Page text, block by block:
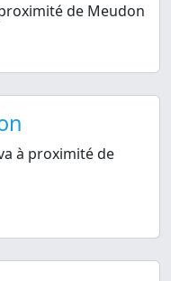
de Meudon
à proximité de